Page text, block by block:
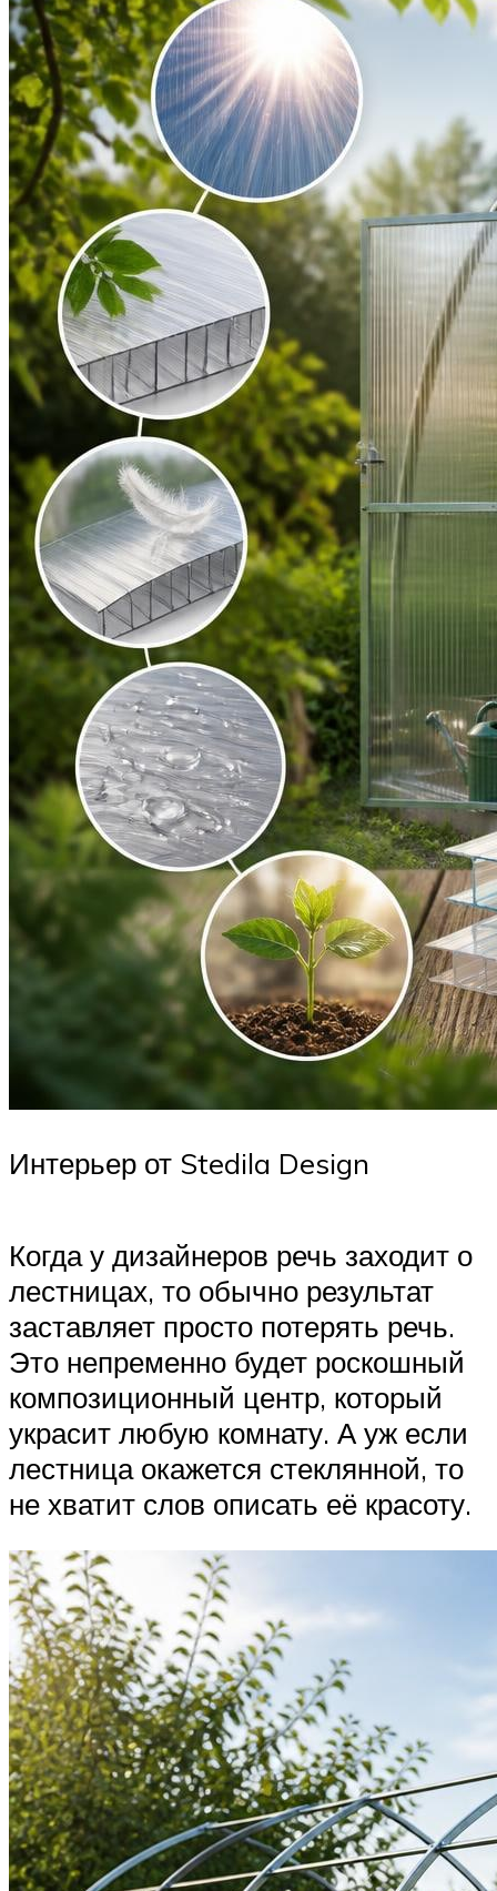
Интерьер от Stedila Design
Когда у дизайнеров речь заходит о
лестницах, то обычно результат
заставляет просто потерять речь.
Это непременно будет роскошный
композиционный центр, который
украсит любую комнату. А уж если
лестница окажется стеклянной, то
не хватит слов описать её красоту.